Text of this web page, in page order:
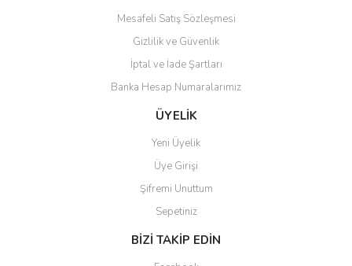
Gönder
Mesafeli Satış Sözleşmesi
Gizlilik ve Güvenlik
İptal ve İade Şartları
Banka Hesap Numaralarımız
ÜYELİK
Yeni Üyelik
Üye Girişi
Şifremi Unuttum
Sepetiniz
BİZİ TAKİP EDİN